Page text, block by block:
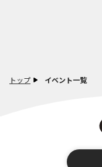
トップ イベント一覧